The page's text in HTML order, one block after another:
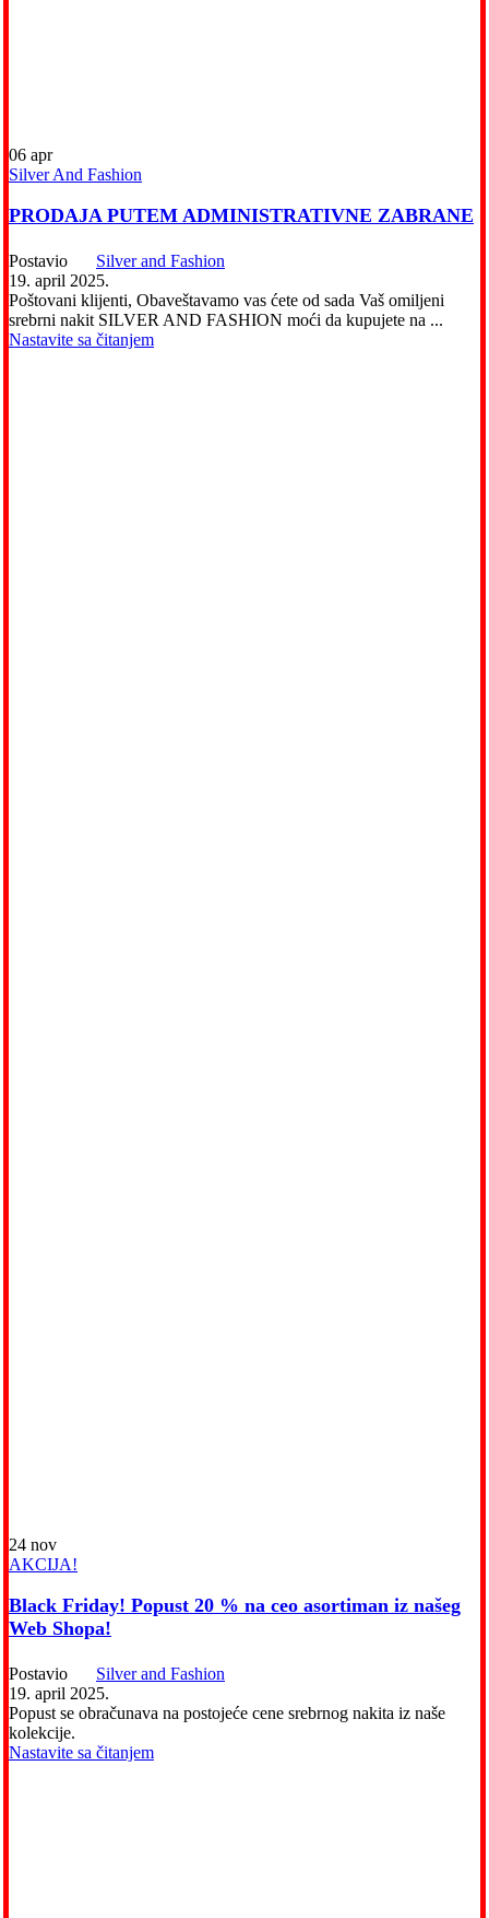
06 apr
Silver And Fashion
PRODAJA PUTEM ADMINISTRATIVNE ZABRANE
Postavio
Silver and Fashion
19. april 2025.
Poštovani klijenti, Obaveštavamo vas ćete od sada Vaš omiljeni
srebrni nakit SILVER AND FASHION moći da kupujete na ...
Nastavite sa čitanjem
24 nov
AKCIJA!
Black Friday! Popust 20 % na ceo asortiman iz našeg
Web Shopa!
Postavio
Silver and Fashion
19. april 2025.
Popust se obračunava na postojeće cene srebrnog nakita iz naše
kolekcije.
Nastavite sa čitanjem